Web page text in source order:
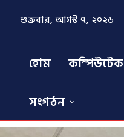
শুক্রবার, আগস্ট ৭, ২০২৬
হোম কম্পিউটেক
সংগঠন